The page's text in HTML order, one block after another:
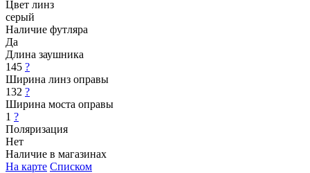
Цвет линз
серый
Наличие футляра
Да
Длина заушника
145 ?
Ширина линз оправы
132 ?
Ширина моста оправы
1 ?
Поляризация
Нет
Наличие в магазинах
На карте Списком